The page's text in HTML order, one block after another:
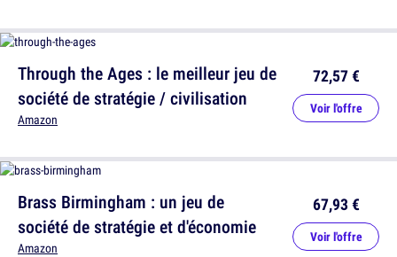
Brass Birmingham : un jeu de
société de stratégie et d'économie
Amazon
67,93 €
Voir l'offre
Through the Ages : le meilleur jeu de
société de stratégie / civilisation
Amazon
72,57 €
Voir l'offre